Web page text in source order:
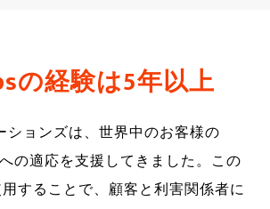
の経験は5年以上
ションズは、世界中のお客様の
の適応を支援してきました。この
することで、顧客と利害関係者に